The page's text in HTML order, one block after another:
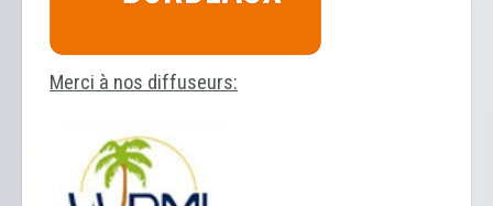
Merci à nos diffuseurs: